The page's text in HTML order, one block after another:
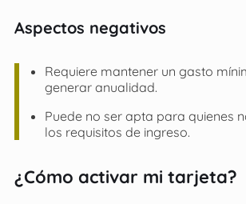
Aspectos negativos
Requiere mantener un gasto
generar anualidad.
Puede no ser apta para quienes
los requisitos de ingreso.
¿Cómo activar mi tarjeta?